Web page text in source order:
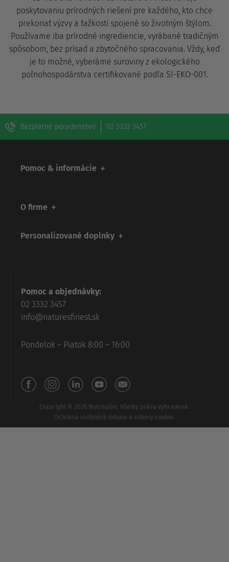
poskytovaniu prírodných riešení pre každého, kto chce
prekonať výzvy a ťažkosti spojené so životným štýlom.
Používame iba prírodné ingrediencie, vyrábané tradičným
spôsobom, bez prísad a zbytočného spracovania. Vždy, keď
je to možné, vyberáme suroviny z ekologického
poľnohospodárstva certifikované podľa SI-EKO-001.
Bezplatné poradenstvo 02 3332 3457
Pomoc & informácie
O firme
Personalizované doplnky
Pomoc a objednávky:
02 3332 3457
info@naturesfinest.sk
Pondelok – Piatok 8:00 – 16:00
Copyright © 2026 Nutrisslim. Všetky práva vyhradené.
Ochrana osobných údajov a súbory cookie.